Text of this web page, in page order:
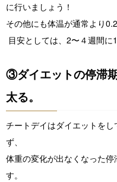
に行いましょう！
その他にも体温が通常より
目安としては、2〜４週間に
③ダイエットの停滞
太る。
チートデイはダイエットを
ず、
体重の変化が出なくなった
す。